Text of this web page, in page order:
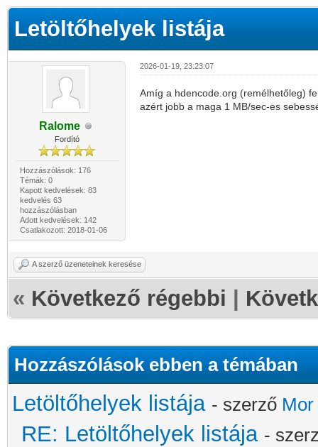
Letöltőhelyek listája
Ralome
Fordító
Hozzászólások: 176
Témák: 0
Kapott kedvelések: 83
kedvelés 63
hozzászólásban
Adott kedvelések: 142
Csatlakozott: 2018-01-06
2026-01-19, 23:23:07
Amíg a hdencode.org (remélhetőleg)
azért jobb a maga 1 MB/sec-es
A szerző üzeneteinek keresése
« Következő régebbi
Hozzászólások ebben a témában
Letöltőhelyek listája - szerző
RE: Letöltőhelyek listája -